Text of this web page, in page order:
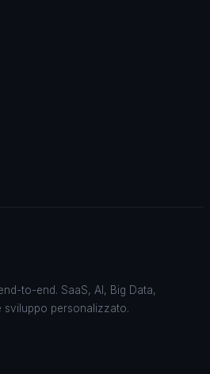
to-end. SaaS, AI, Big Data,
sviluppo personalizzato.